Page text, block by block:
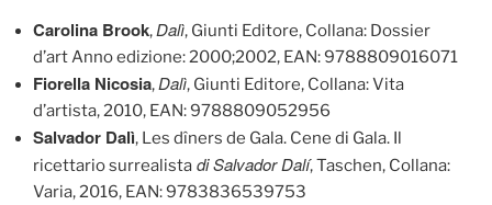
Carolina Brook,Dalì, Giunti Editore, Collana: Dossier
d’art Anno edizione: 2000;2002, EAN: 9788809016071
Fiorella Nicosia,Dalì, Giunti Editore, Collana: Vita
d’artista, 2010, EAN: 9788809052956
Salvador Dalì, Les dîners de Gala. Cene di Gala. Il
ricettario surrealista di Salvador Dalí, Taschen, Collana:
Varia, 2016, EAN: 9783836539753